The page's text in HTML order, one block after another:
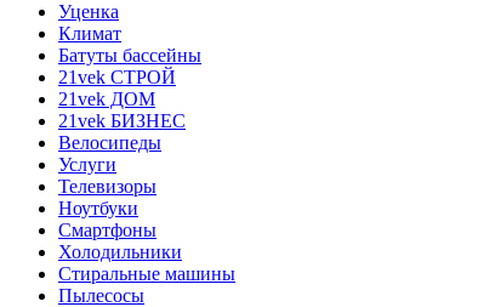
Уценка
Климат
Батуты бассейны
21vek СТРОЙ
21vek ДОМ
21vek БИЗНЕС
Велосипеды
Услуги
Телевизоры
Ноутбуки
Смартфоны
Холодильники
Стиральные машины
Пылесосы